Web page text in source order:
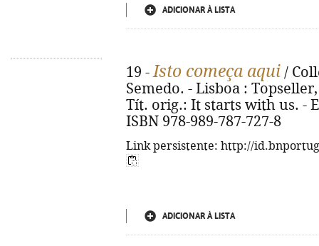
ADICIONAR À LISTA
19 -Isto começa aqui /
Semedo. - Lisboa :
Tít. orig.: It starts with us. -
ISBN 978-989-787-727-8
Link persistente: http://
ADICIONAR À LISTA